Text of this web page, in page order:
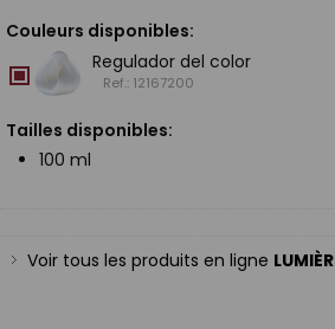
Couleurs disponibles:
Regulador del color
Ref.: 12167200
Tailles disponibles:
100 ml
Voir tous les produits en ligne